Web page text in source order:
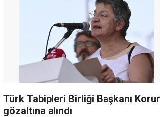
Türk Tabipleri Birliği Başkanı Korur
gözaltına alındı